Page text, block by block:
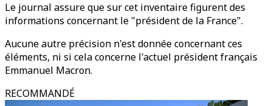
Le journal assure que sur cet inventaire figurent des
informations concernant le "président de la France".
Aucune autre précision n'est donnée concernant ces
éléments, ni si cela concerne l'actuel président français
Emmanuel Macron.
RECOMMANDÉ